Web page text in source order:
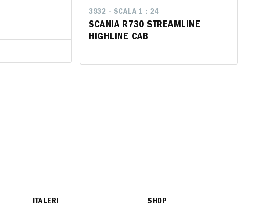
3932 - SCALA 1 : 24
SCANIA R730 STREAMLINE
HIGHLINE CAB
3932 - SCALA 1 : 24
SCANIA R730 STREAMLINE
HIGHLINE CAB
ITALERI
SHOP